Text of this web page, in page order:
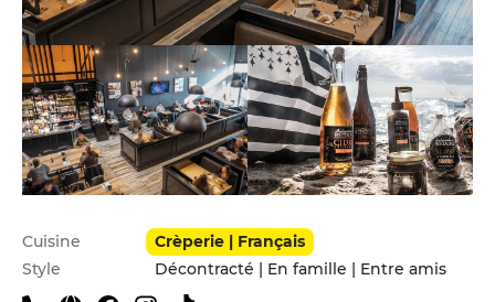
Infos pratiques
Cuisine
Crèperie | Français
Style
Décontracté | En famille | Entre amis